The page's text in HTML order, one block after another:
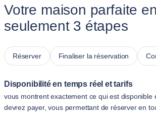
Votre maison parfaite en
seulement 3 étapes
Réserver Finaliser la réservation
Disponibilité en temps réel et tarifs
vous montrent exactement ce qui est disponible
devrez payer, vous permettant de réserver en